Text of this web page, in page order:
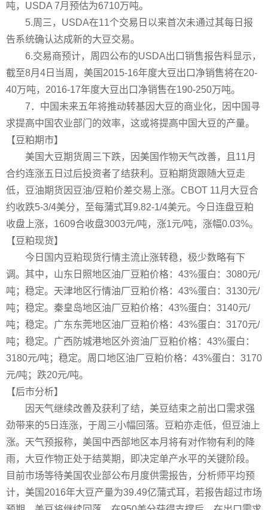
吨，USDA 7月预估为6710万吨。
5.周三，USDA在11个交易日以来首次未通过其每日报
告系统确认达成新的大豆交易。
6.交易商预计，周四公布的USDA出口销售报告料显示，
截至8月4日当周，美国2015-16年度大豆出口净销售将在20-
40万吨，2016-17年度大豆出口净销售在190-250万吨。
7．中国未来五年将推动转基因大豆的商业化，因中国寻
求提高中国农业部门的效率，这或将提高中国大豆的产量。
【豆粕期市】
美国大豆期货周三下跌，因美国作物天气改善，且11月
合约连涨五日过后投资者了结获利。豆粕期货跟随大豆走
低，豆油期货因豆油/豆粕价差交易上涨。CBOT 11月大豆合
约收跌5-3/4美分，至每蒲式耳9.82-1/4美元。今日连盘豆粕
收盘上涨，1609合收盘3003元/吨，涨1元/吨，涨幅0.03%。
【豆粕现货】
今日国内豆粕现货行情主流止涨转稳，极少数略有下
调。其中，山东日照地区油厂豆粕价格：43%蛋白：3080元/
吨；稳定。天津地区行情油厂豆粕价格：43%蛋白：3130元/
吨；稳定。秦皇岛地区油厂豆粕价格：43%蛋白：3140元/
吨；稳定。广东东莞地区油厂豆粕价格：43%蛋白：3170元/
吨；稳定。广西防城港地区外资油厂豆粕价格：43%蛋白：
3180元/吨；稳定。周口地区油厂豆粕价格：43%蛋白：3170
元/吨；跌20元/吨。
【后市分析】
因天气继续改善及获利了结，美豆结束之前出口需求强
劲带来的5日连涨，于周三小幅回落。豆粕亦走低，但豆油上
涨。天气预报称，美国中西部地区本月将有对作物有利的降
雨，大豆作物正处于结荚期，即决定单产水平的关键阶段。
目前市场等待美国农业部公布月度供需报告，分析师平均预
计，美国2016年大豆产量为39.49亿蒲式耳，若报告超过市场